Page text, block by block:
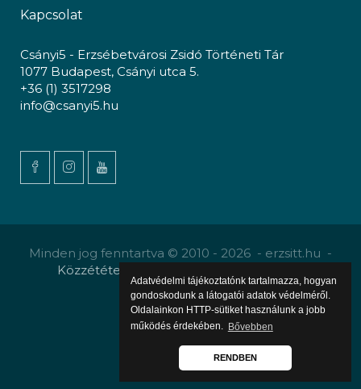
Adatvédelmi tájékoztatónk tartalmazza, hogyan
gondoskodunk a látogatói adatok védelméről.
Oldalainkon HTTP-sütiket használunk a jobb
működés érdekében. Bővebben
RENDBEN
Kapcsolat
Csányi5 - Erzsébetvárosi Zsidó Történeti Tár
1077 Budapest, Csányi utca 5.
+36 (1) 3517298
info@csanyi5.hu
Minden jog fenntartva © 2010 - 2026 - erzsitt.hu -
Közzététel